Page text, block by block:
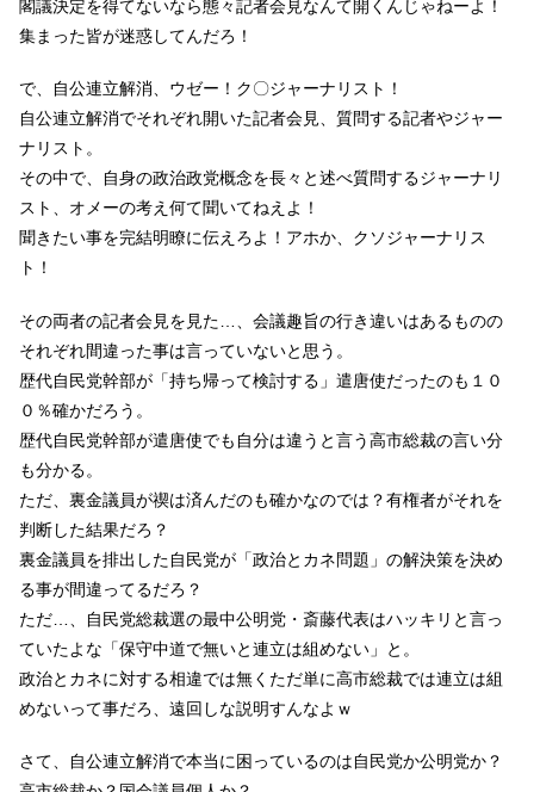
閣議決定を得てないなら態々記者会見なんて開くんじゃねーよ！
集まった皆が迷惑してんだろ！
で、自公連立解消、ウゼー！ク〇ジャーナリスト！
自公連立解消でそれぞれ開いた記者会見、質問する記者やジャー
ナリスト。
その中で、自身の政治政党概念を長々と述べ質問するジャーナリ
スト、オメーの考え何て聞いてねえよ！
聞きたい事を完結明瞭に伝えろよ！アホか、クソジャーナリス
ト！
その両者の記者会見を見た…、会議趣旨の行き違いはあるものの
それぞれ間違った事は言っていないと思う。
歴代自民党幹部が「持ち帰って検討する」遣唐使だったのも１０
０％確かだろう。
歴代自民党幹部が遣唐使でも自分は違うと言う高市総裁の言い分
も分かる。
ただ、裏金議員が禊は済んだのも確かなのでは？有権者がそれを
判断した結果だろ？
裏金議員を排出した自民党が「政治とカネ問題」の解決策を決め
る事が間違ってるだろ？
ただ…、自民党総裁選の最中公明党・斎藤代表はハッキリと言っ
ていたよな「保守中道で無いと連立は組めない」と。
政治とカネに対する相違では無くただ単に高市総裁では連立は組
めないって事だろ、遠回しな説明すんなよｗ
さて、自公連立解消で本当に困っているのは自民党か公明党か？